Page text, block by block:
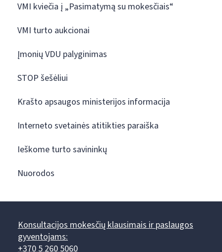
VMI kviečia į „Pasimatymą su mokesčiais“
VMI turto aukcionai
Įmonių VDU palyginimas
STOP šešėliui
Krašto apsaugos ministerijos informacija
Interneto svetainės atitikties paraiška
Ieškome turto savininkų
Nuorodos
Konsultacijos mokesčių klausimais ir paslaugos
gyventojams:
+370 5 260 5060